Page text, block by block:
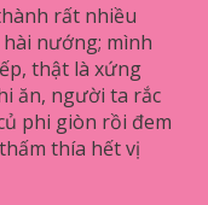
rất nhiều
nướng; mình
thật là xứng
ăn, người ta rắc
phi giòn rồi đem
thía hết vị